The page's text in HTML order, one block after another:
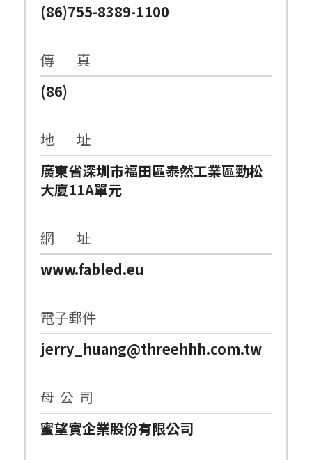
(86)755-8389-1100
傳 真
(86)
地 址
廣東省深圳市福田區泰然工業區勁松
大廈11A單元
網 址
www.fabled.eu
電子郵件
jerry_huang@threehhh.com.tw
母 公 司
蜜望實企業股份有限公司